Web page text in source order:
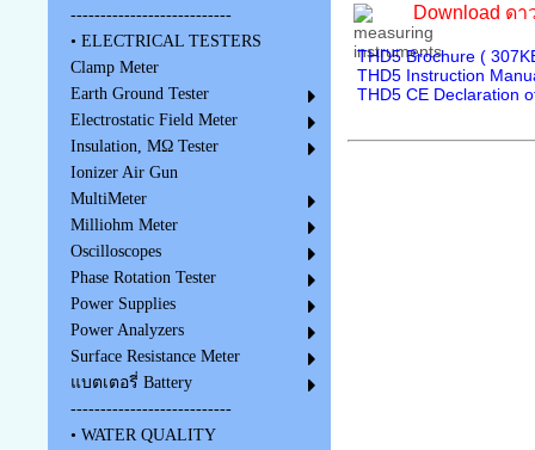
---------------------------
• ELECTRICAL TESTERS
Clamp Meter
Earth Ground Tester
Electrostatic Field Meter
Insulation, MΩ Tester
Ionizer Air Gun
MultiMeter
Milliohm Meter
Oscilloscopes
Phase Rotation Tester
Power Supplies
Power Analyzers
Surface Resistance Meter
แบตเตอรี่ Battery
---------------------------
• WATER QUALITY
Download ด
THD5 Brochure (
THD5 Instruction
THD5 CE Declaration